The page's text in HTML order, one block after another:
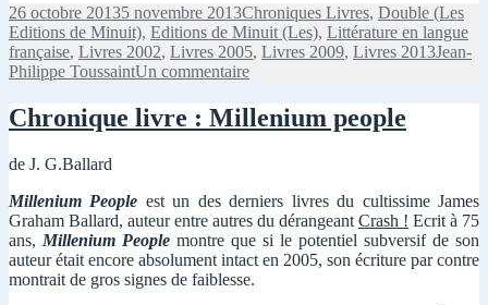
:
la
quadrilogie
de
(Faire
l’amour,
sur
Marie,
Nue)
Publié
le
26 octobre 20135 novembre 2013Catégories
Chroniques Livres, Double (Les
Editions de Minuit), Editions de Minuit (Les), Littérature en langue
française, Livres 2002, Livres 2005, Livres 2009, Livres 2013Mots-
Jean-
Philippe ToussaintUn commentairesur
livre
:
Marie
(Faire
l’amour,
Fuir,
La
Chronique livre : Millenium people
de J. G.Ballard
Millenium People est un des derniers livres du cultissime James
Graham Ballard, auteur entre autres du dérangeant Crash ! Ecrit à 75
ans, Millenium People montre que si le potentiel subversif de son
auteur était encore absolument intact en 2005, son écriture par contre
montrait de gros signes de faiblesse.